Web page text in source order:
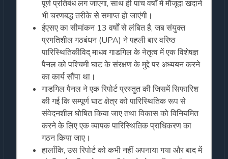
पूर्ण प्रतिबंध लग जाएगा, साथ ही पांच वर्षों में मौजूदा खदानें
भी चरणबद्ध तरीके से समाप्त हो जाएंगी।
ईएसए का सीमांकन 13 वर्षों से लंबित है, जब संयुक्त
प्रगतिशील गठबंधन (UPA) ने पहली बार वरिष्ठ
पारिस्थितिकीविद् माधव गाडगिल के नेतृत्व में एक विशेषज्ञ
पैनल को पश्चिमी घाट के संरक्षण के मुद्दे पर अध्ययन करने
का कार्य सौंपा था।
गाडगिल पैनल ने एक रिपोर्ट प्रस्तुत की जिसमें सिफारिश
की गई कि सम्पूर्ण घाट क्षेत्र को पारिस्थितिक रूप से
संवेदनशील घोषित किया जाए तथा विकास को विनियमित
करने के लिए एक व्यापक पारिस्थितिक प्राधिकरण का
गठन किया जाए।
हालाँकि, उस रिपोर्ट को कभी नहीं अपनाया गया और बाद में